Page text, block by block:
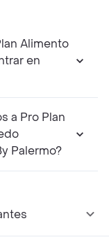
Alimento
en
a Pro Plan
Palermo?